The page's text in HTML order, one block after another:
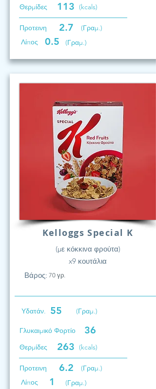
Θερμίδες 113 (kcals)
Προτεινη 2.7
(Γραμ.)
Λίπος
0.5 (Γραμ.)
Kelloggs Special K
(με κόκκινα φρούτα)
x9 κουτάλια
Βάρος: 70 γρ.
Υδατάν. 55 (Γραμ.)
Γλυκαιμικό Φορτίο 36
Θερμίδες 263 (kcals)
Προτεινη 6.2
(Γραμ.)
Λίπος
1 (Γραμ.)